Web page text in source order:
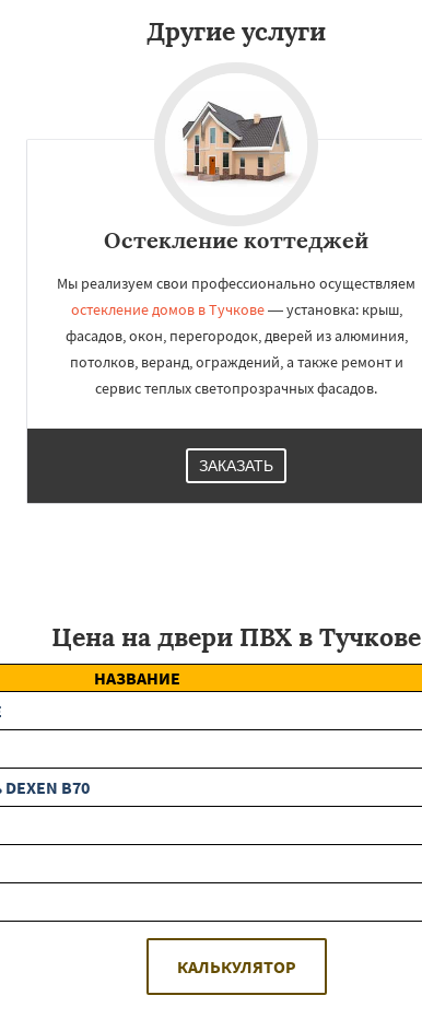
Другие услуги
Остекление коттеджей
Мы реализуем свои профессионально осуществляем
остекление домов в Тучкове— установка: крыш,
фасадов, окон, перегородок, дверей из алюминия,
потолков, веранд, ограждений, а также ремонт и
сервис теплых светопрозрачных фасадов.
ЗАКАЗАТЬ
Цена на двери ПВХ в Тучкове
НАЗВАНИЕ
B70
КАЛЬКУЛЯТОР